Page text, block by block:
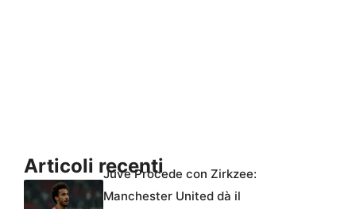
Articoli recentiJuve Procede con Zirkzee:
Manchester United dà il